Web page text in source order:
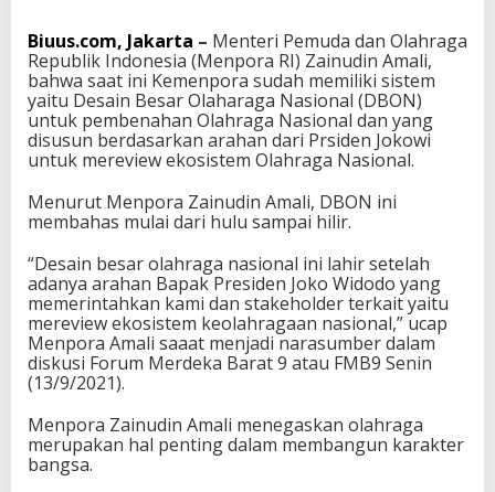
P
e
m
b
e
n
a
a
n
l
a
h
r
a
g
a
s
i
Biuus.com, Jakarta – Menteri Pemuda dan Olahraga
Republik Indonesia (Menpora RI) Zainudin Amali,
bahwa saat ini Kemenpora sudah memiliki sistem
yaitu Desain Besar Olaharaga Nasional (DBON)
untuk pembenahan Olahraga Nasional dan yang
disusun berdasarkan arahan dari Prsiden Jokowi
untuk mereview ekosistem Olahraga Nasional.
Menurut Menpora Zainudin Amali, DBON ini
membahas mulai dari hulu sampai hilir.
“Desain besar olahraga nasional ini lahir setelah
adanya arahan Bapak Presiden Joko Widodo yang
memerintahkan kami dan stakeholder terkait yaitu
mereview ekosistem keolahragaan nasional,” ucap
Menpora Amali saaat menjadi narasumber dalam
diskusi Forum Merdeka Barat 9 atau FMB9 Senin
(13/9/2021).
Menpora Zainudin Amali menegaskan olahraga
merupakan hal penting dalam membangun karakter
bangsa.